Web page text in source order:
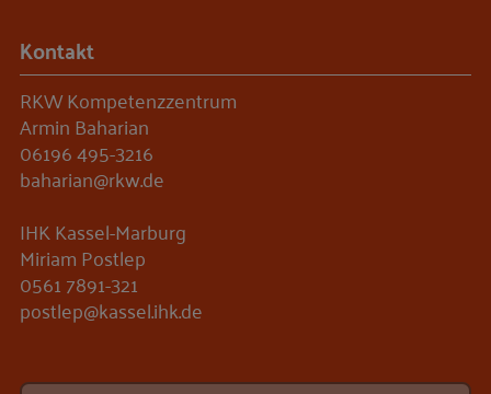
Kontakt
RKW Kompetenzzentrum
Armin Baharian
06196 495-3216
baharian@rkw.de
IHK Kassel-Marburg
Miriam Postlep
0561 7891-321
postlep@kassel.ihk.de